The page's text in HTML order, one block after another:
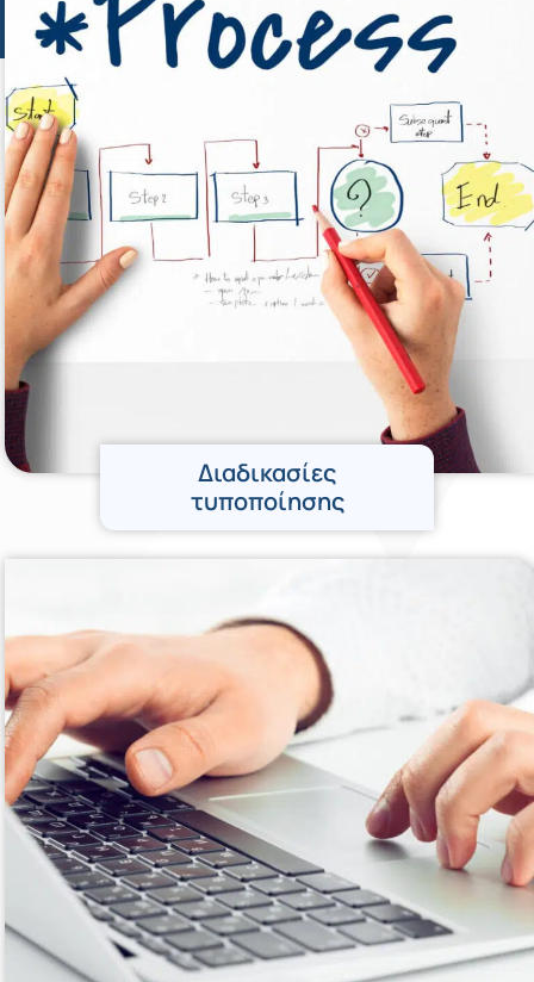
Διαδικασίες
τυποποίησης